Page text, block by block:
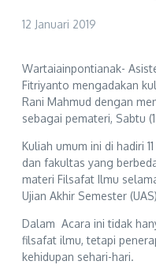
12 Januari 2019
Wartaiainpontianak-
Fitriyanto mengadakan
Rani Mahmud dengan
sebagai pemateri, Sabtu
Kuliah umum ini di hadiri
dan fakultas yang
materi Filsafat Ilmu
Ujian Akhir Semester
Dalam Acara ini tidak
filsafat ilmu, tetapi
kehidupan sehari-hari.